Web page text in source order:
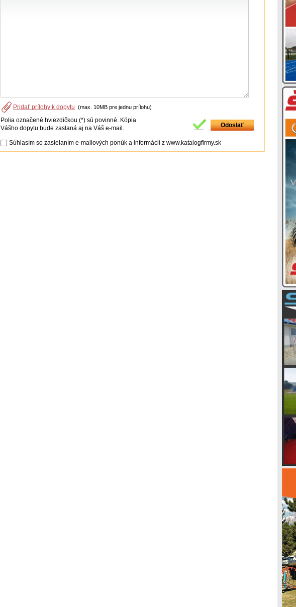
Pridať prílohy k dopytu (max. 10MB pre jednu prílohu)
Polia označené hviezdičkou (*) sú povinné. Kópia
Vášho dopytu bude zaslaná aj na Váš e-mail.
Súhlasím so zasielaním e-mailových ponúk a informácií z www.katalogfirmy.sk